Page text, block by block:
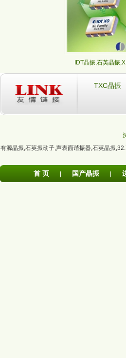
IDT晶振,石英晶振
TXC晶振
有源晶振,石英振动子,声表面谐振器,石英晶振,
首 页 国产晶振